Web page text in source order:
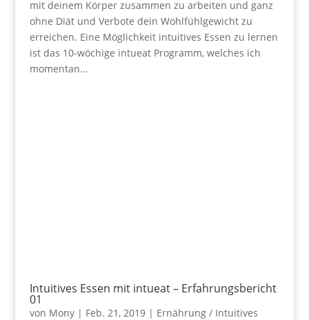
mit deinem Körper zusammen zu arbeiten und ganz
ohne Diät und Verbote dein Wohlfühlgewicht zu
erreichen. Eine Möglichkeit intuitives Essen zu lernen
ist das 10-wöchige intueat Programm, welches ich
momentan...
Intuitives Essen mit intueat – Erfahrungsbericht
01
von Mony| Feb. 21, 2019| Ernährung / Intuitives